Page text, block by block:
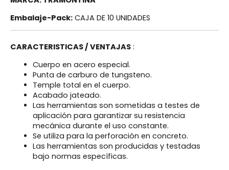
Embalaje-Pack: CAJA DE 10 UNIDADES
CARACTERISTICAS / VENTAJAS :
Cuerpo en acero especial.
Punta de carburo de tungsteno.
Temple total en el cuerpo.
Acabado jateado.
Las herramientas son sometidas a testes de
aplicación para garantizar su resistencia
mecánica durante el uso constante.
Se utiliza para la perforación en concreto.
Las herramientas son producidas y testadas
bajo normas específicas.